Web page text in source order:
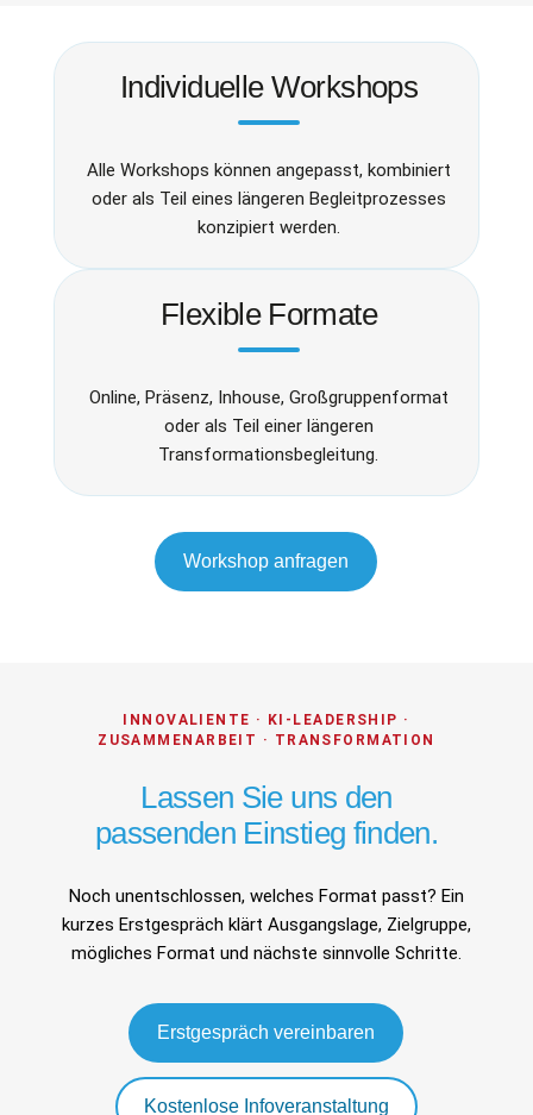
Individuelle Workshops
Alle Workshops können angepasst, kombiniert
oder als Teil eines längeren Begleitprozesses
konzipiert werden.
Flexible Formate
Online, Präsenz, Inhouse, Großgruppenformat
oder als Teil einer längeren
Transformationsbegleitung.
Workshop anfragen
INNOVALIENTE · KI-LEADERSHIP ·
ZUSAMMENARBEIT · TRANSFORMATION
Lassen Sie uns den
passenden Einstieg finden.
Noch unentschlossen, welches Format passt? Ein
kurzes Erstgespräch klärt Ausgangslage, Zielgruppe,
mögliches Format und nächste sinnvolle Schritte.
Erstgespräch vereinbaren
Kostenlose Infoveranstaltung